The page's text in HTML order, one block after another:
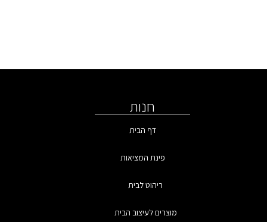
חנות
דף הבית
פינת המציאות
ריהוט לבית
מוצרים לעיצוב הבית